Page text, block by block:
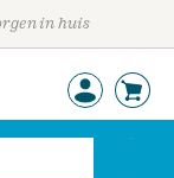
in huis